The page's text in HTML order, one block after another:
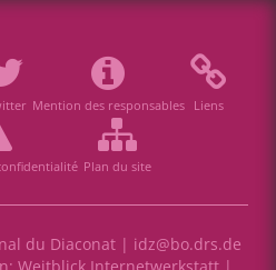
Mention des responsables Liens
Plan du site
du Diaconat | idz@bo.drs.de